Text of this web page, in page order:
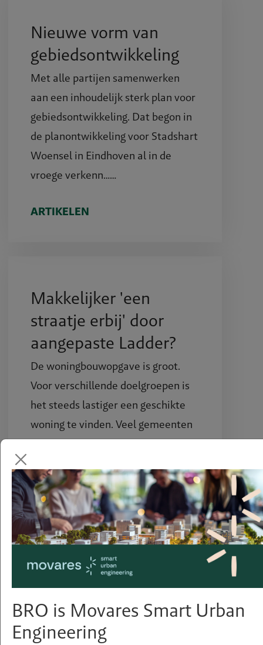
Nieuwe vorm van
gebiedsontwikkeling
Met alle partijen samenwerken
aan een inhoudelijk sterk plan voor
gebiedsontwikkeling. Dat begon in
de planontwikkeling voor Stadshart
Woensel in Eindhoven al in de
vroege verkenn……
ARTIKELEN
Makkelijker 'een
straatje erbij' door
aangepaste Ladder?
De woningbouwopgave is groot.
Voor verschillende doelgroepen is
het steeds lastiger een geschikte
woning te vinden. Veel gemeenten
worstelen met dezelfde opgave:
ARTIKELEN
Regionale Woondeals
voorzien meer
woningbouw
BRO is Movares Smart Urban
Engineering